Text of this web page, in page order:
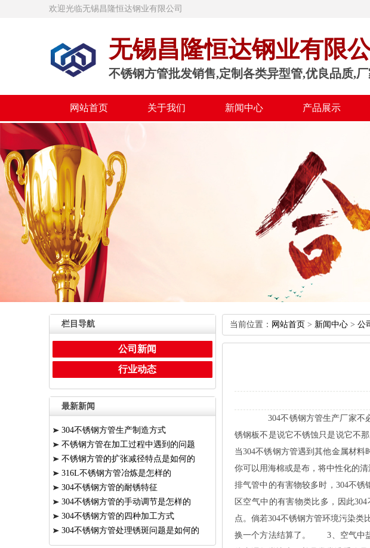
欢迎光临无锡昌隆恒达钢业有限公司
无锡昌隆恒达钢业有限
不锈钢方管批发销售,定制各类异型管,优良品质,
网站首页 关于我们 新闻中心 产品展示
当前位置： 网站首页 > 新闻中心 > 公
304不锈钢方管生产厂家不必
锈钢板不是说它不锈蚀只是说它不
当304不锈钢方管遇到其他金属材料
你可以用海棉或是布，将中性化
排气管中的有害物较多时，304不
区空气中的有害物类比多，因此
点。倘若304不锈钢方管环境污染
换一个方法结算了。3、空气中盐
栏目导航
公司新闻
行业动态
最新新闻
304不锈钢方管生产制造方式
不锈钢方管在加工过程中遇到的问题
不锈钢方管的扩张减径特点是如何的
316L不锈钢方管冶炼是怎样的
304不锈钢方管的耐锈特征
304不锈钢方管的手动调节是怎样的
304不锈钢方管的四种加工方式
304不锈钢方管处理锈斑问题是如何的